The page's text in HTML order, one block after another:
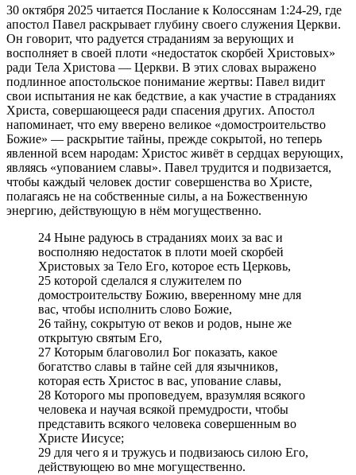
30 октября 2025 читается Послание к Колоссянам 1:24-29, где
апостол Павел раскрывает глубину своего служения Церкви.
Он говорит, что радуется страданиям за верующих и
восполняет в своей плоти «недостаток скорбей Христовых»
ради Тела Христова — Церкви. В этих словах выражено
подлинное апостольское понимание жертвы: Павел видит
свои испытания не как бедствие, а как участие в страданиях
Христа, совершающееся ради спасения других. Апостол
напоминает, что ему вверено великое «домостроительство
Божие» — раскрытие тайны, прежде сокрытой, но теперь
явленной всем народам: Христос живёт в сердцах верующих,
являясь «упованием славы». Павел трудится и подвизается,
чтобы каждый человек достиг совершенства во Христе,
полагаясь не на собственные силы, а на Божественную
энергию, действующую в нём могущественно.
24 Ныне радуюсь в страданиях моих за вас и
восполняю недостаток в плоти моей скорбей
Христовых за Тело Его, которое есть Церковь,
25 которой сделался я служителем по
домостроительству Божию, вверенному мне для
вас, чтобы исполнить слово Божие,
26 тайну, сокрытую от веков и родов, ныне же
открытую святым Его,
27 Которым благоволил Бог показать, какое
богатство славы в тайне сей для язычников,
которая есть Христос в вас, упование славы,
28 Которого мы проповедуем, вразумляя всякого
человека и научая всякой премудрости, чтобы
представить всякого человека совершенным во
Христе Иисусе;
29 для чего я и тружусь и подвизаюсь силою Его,
действующею во мне могущественно.